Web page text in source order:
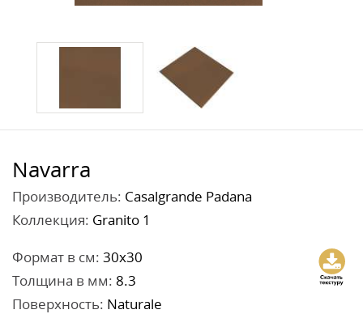
Navarra
Производитель: Casalgrande Padana
Коллекция: Granito 1
Формат в см: 30x30
Толщина в мм: 8.3
Поверхность: Naturale